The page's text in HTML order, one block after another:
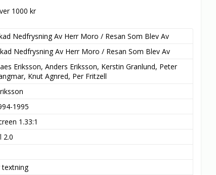
1000 kr
Nedfrysning Av Herr Moro / Resan Som Blev Av
Nedfrysning Av Herr Moro / Resan Som Blev Av
Eriksson, Anders Eriksson, Kerstin Granlund, Peter
Knut Agnred, Per Fritzell
1995
1.33:1
2.0
textning